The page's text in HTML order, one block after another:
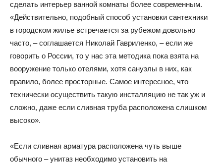
сделать интерьер ванной комнаты более современным.
«Действительно, подобный способ установки сантехники
в городском жилье встречается за рубежом довольно
часто, – соглашается Николай Гавриленко, – если же
говорить о России, то у нас эта методика пока взята на
вооружение только отелями, хотя санузлы в них, как
правило, более просторные. Самое интересное, что
технически осуществить такую инсталляцию не так уж и
сложно, даже если сливная труба расположена слишком
высоко».
«Если сливная арматура расположена чуть выше
обычного – унитаз необходимо установить на